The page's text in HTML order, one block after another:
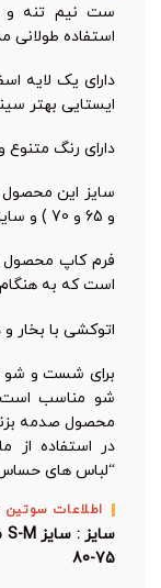
ست نیم تنه و
استفاده طولانی
دارای یک لایه
ایستایی بهتر
دارای رنگ
و 65 و 70 ) و سایز L-XL (مناسب سایز سینه 75 و 80) است.
فرم کاپ محصول
است که به هنگام
اتوکشی با بخار
محصول صدمه
در استفاده از
“لباس های
اطلاعات سوتین
75-80